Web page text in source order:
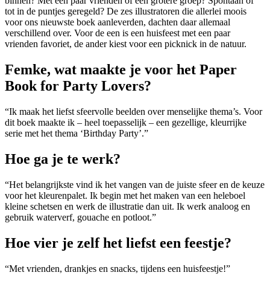
tot in de puntjes geregeld? De zes illustratoren die allerlei moois
voor ons nieuwste boek aanleverden, dachten daar allemaal
verschillend over. Voor de een is een huisfeest met een paar
vrienden favoriet, de ander kiest voor een picknick in de natuur.
Femke, wat maakte je voor het Paper
Book for Party Lovers?
“Ik maak het liefst sfeervolle beelden over menselijke thema’s. Voor
dit boek maakte ik – heel toepasselijk – een gezellige, kleurrijke
serie met het thema ‘Birthday Party’.”
Hoe ga je te werk?
“Het belangrijkste vind ik het vangen van de juiste sfeer en de keuze
voor het kleurenpalet. Ik begin met het maken van een heleboel
kleine schetsen en werk de illustratie dan uit. Ik werk analoog en
gebruik waterverf, gouache en potloot.”
Hoe vier je zelf het liefst een feestje?
“Met vrienden, drankjes en snacks, tijdens een huisfeestje!”